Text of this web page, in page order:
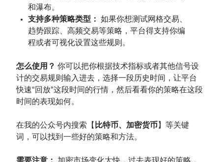
和瀑布。
支持多种策略类型：
如果你想测试网格交易、
趋势跟踪、高频交易等策略，平台得支持你编
程或者可视化设置这些规则。
怎么使用？ 你可以把你根据技术指标或者其他信号设
计的交易规则输入进去，选择一段历史时间，让平台
快速“回放”这段时间的行情，然后看看你的策略在这段
时间的表现如何。
在我的公众号内搜索【 比特币、加密货币 】等关键
词，可以找到一些好的策略和方法。
需要注意：
加密市场变化太快，过去表现好的策略，